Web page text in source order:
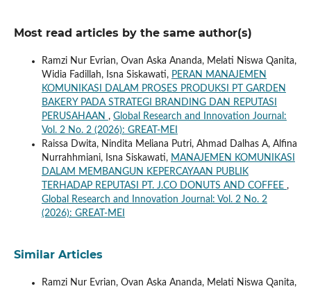
Most read articles by the same author(s)
Ramzi Nur Evrian, Ovan Aska Ananda, Melati Niswa Qanita,
Widia Fadillah, Isna Siskawati, PERAN MANAJEMEN
KOMUNIKASI DALAM PROSES PRODUKSI PT GARDEN
BAKERY PADA STRATEGI BRANDING DAN REPUTASI
PERUSAHAAN , Global Research and Innovation Journal:
Vol. 2 No. 2 (2026): GREAT-MEI
Raissa Dwita, Nindita Meliana Putri, Ahmad Dalhas A, Alfina
Nurrahhmiani, Isna Siskawati, MANAJEMEN KOMUNIKASI
DALAM MEMBANGUN KEPERCAYAAN PUBLIK
TERHADAP REPUTASI PT. J.CO DONUTS AND COFFEE ,
Global Research and Innovation Journal: Vol. 2 No. 2
(2026): GREAT-MEI
Similar Articles
Ramzi Nur Evrian, Ovan Aska Ananda, Melati Niswa Qanita,